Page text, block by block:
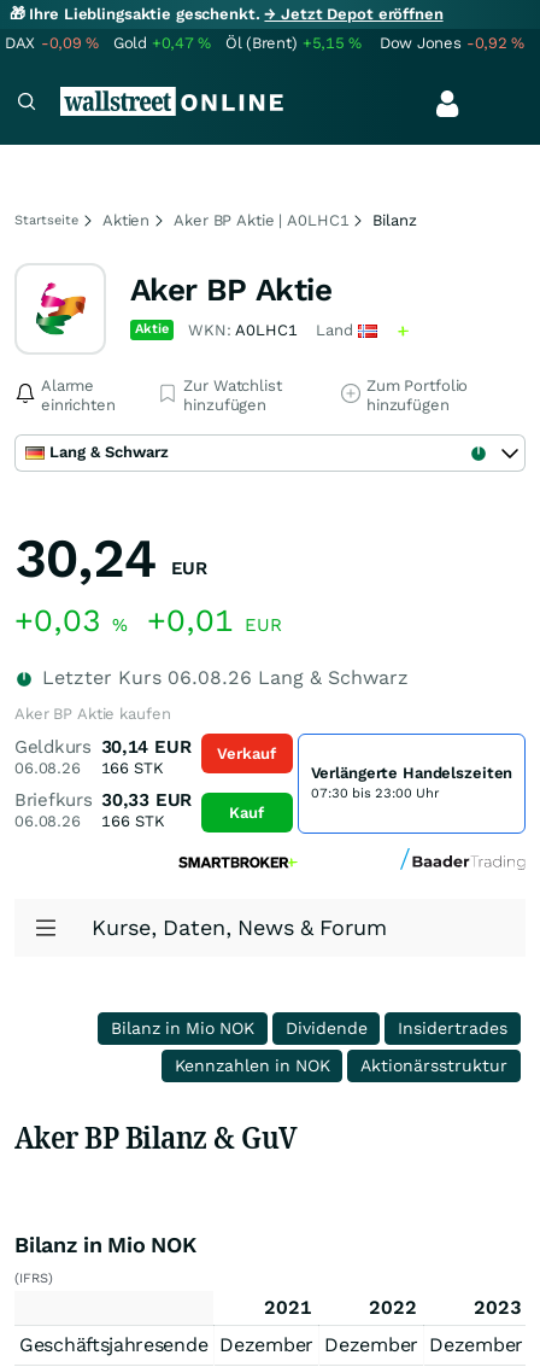
🎁 Ihre Lieblingsaktie geschenkt.→ Jetzt Depot eröffnen
DAX -0,09% Gold +0,47% Öl (Brent) +5,15% Dow Jones -0,92%
Startseite Aktien Aker BP Aktie | A0LHC1 Bilanz
Aker BP Aktie
Aktie WKN:A0LHC1 Land
Alarme
einrichten
Zur Watchlist
hinzufügen
Zum Portfolio
hinzufügen
Lang & Schwarz
30,24 EUR
+0,03 % +0,01 EUR
Letzter Kurs 06.08.26 Lang & Schwarz
Aker BP Aktie kaufen
Geldkurs
06.08.26
30,14 EUR
166 STK
Briefkurs
06.08.26
30,33 EUR
166STK
Verkauf
Kauf
Verlängerte Handelszeiten
07:30 bis 23:00 Uhr
Kurse, Daten, News & Forum
Bilanz in Mio NOK Dividende
Insidertrades
Kennzahlen in NOK
Aktionärsstruktur
Aker BP Bilanz & GuV
Bilanz in Mio NOK
(IFRS)
2021 2022
2023
Geschäftsjahresende Dezember Dezember Dezember